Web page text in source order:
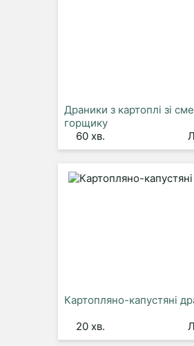
Драники з картоплі зі
горщику
60 хв.
Картопляно-капустяні
20 хв.